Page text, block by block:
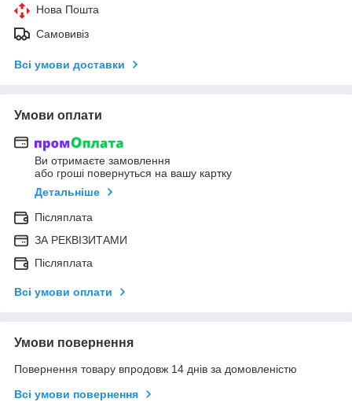
Нова Пошта
Самовивіз
Всі умови доставки
Умови оплати
Ви отримаєте замовлення
або гроші повернуться на вашу картку
Детальніше
Післяплата
ЗА РЕКВІЗИТАМИ
Післяплата
Всі умови оплати
Умови повернення
Повернення товару впродовж 14 днів за домовленістю
Всі умови повернення